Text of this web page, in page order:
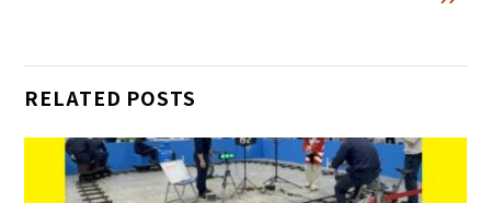
RELATED POSTS